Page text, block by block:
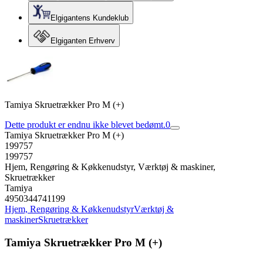
Elgigantens Kundeklub
Elgiganten Erhverv
Tamiya Skruetrækker Pro M (+)
Dette produkt er endnu ikke blevet bedømt.0
Tamiya Skruetrækker Pro M (+)
199757
199757
Hjem, Rengøring & Køkkenudstyr, Værktøj & maskiner,
Skruetrækker
Tamiya
4950344741199
Hjem, Rengøring & KøkkenudstyrVærktøj &
maskinerSkruetrækker
Tamiya Skruetrækker Pro M (+)